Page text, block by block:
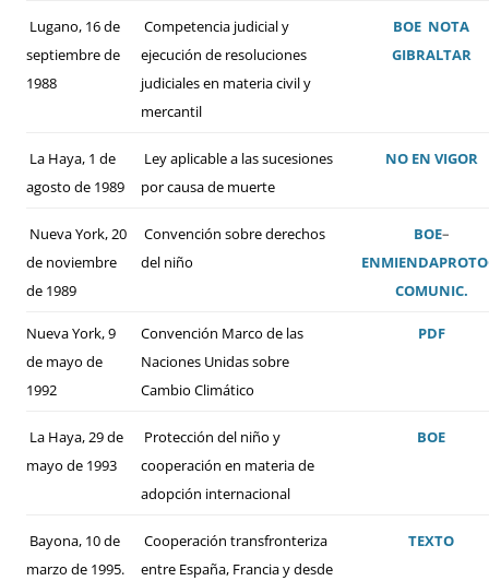
Lugano, 16 de
septiembre de
1988
Competencia judicial y
ejecución de resoluciones
judiciales en materia civil y
mercantil
BOE NOTA
GIBRALTAR
La Haya, 1 de
agosto de 1989
Ley aplicable a las sucesiones
por causa de muerte
NO EN VIGOR
Nueva York, 20
de noviembre
de 1989
Convención sobre derechos
del niño
BOE–
ENMIENDA
COMUNIC.
Nueva York, 9
de mayo de
1992
Convención Marco de las
Naciones Unidas sobre
Cambio Climático
PDF
La Haya, 29 de
mayo de 1993
Protección del niño y
cooperación en materia de
adopción internacional
BOE
Bayona, 10 de
marzo de 1995.
Cooperación transfronteriza
entre España, Francia y desde
TEXTO